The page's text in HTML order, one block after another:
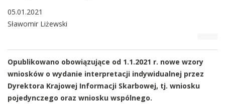
05.01.2021
Sławomir Liżewski
Opublikowano obowiązujące od 1.1.2021 r. nowe wzory
wniosków o wydanie interpretacji indywidualnej przez
Dyrektora Krajowej Informacji Skarbowej, tj. wniosku
pojedynczego oraz wniosku wspólnego.